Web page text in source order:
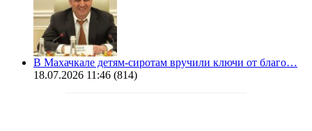
В Махачкале детям-сиротам вручили ключи от благо…
18.07.2026 11:46 (814)